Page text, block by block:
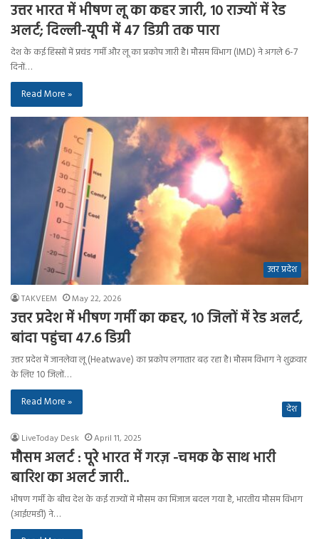
उत्तर भारत में भीषण लू का कहर जारी, 10 राज्यों में रेड
अलर्ट; दिल्ली-यूपी में 47 डिग्री तक पारा
देश के कई हिस्सों में प्रचंड गर्मी और लू का प्रकोप जारी है। मौसम विभाग (IMD) ने अगले 6-7
दिनों…
Read More »
उत्तर प्रदेश
TAKVEEM May 22, 2026
उत्तर प्रदेश में भीषण गर्मी का कहर, 10 जिलों में रेड अलर्ट,
बांदा पहुंचा 47.6 डिग्री
उत्तर प्रदेश में जानलेवा लू (Heatwave) का प्रकोप लगातार बढ़ रहा है। मौसम विभाग ने शुक्रवार
के लिए 10 जिलों…
Read More »
देश
LiveToday Desk April 11, 2025
मौसम अलर्ट : पूरे भारत में गरज़ -चमक के साथ भारी
बारिश का अलर्ट जारी..
भीषण गर्मी के बीच देश के कई राज्यों में मौसम का मिजाज बदल गया है, भारतीय मौसम विभाग
(आईएमडी) ने…